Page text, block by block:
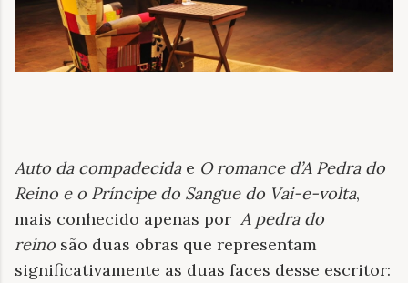
Auto da compadecidae O romance d’A Pedra do
Reino e o Príncipe do Sangue do Vai-e-volta,
mais conhecido apenas por A pedra do
reino são duas obras que representam
significativamente as duas faces desse escritor: